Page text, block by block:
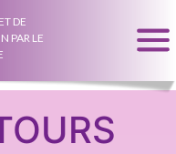
DE
PAR LE